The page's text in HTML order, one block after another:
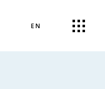
EN